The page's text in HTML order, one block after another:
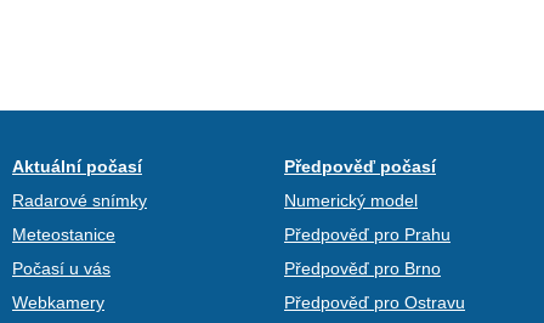
Aktuální počasí
Radarové snímky
Meteostanice
Počasí u vás
Webkamery
Předpověď počasí
Numerický model
Předpověď pro Prahu
Předpověď pro Brno
Předpověď pro Ostravu